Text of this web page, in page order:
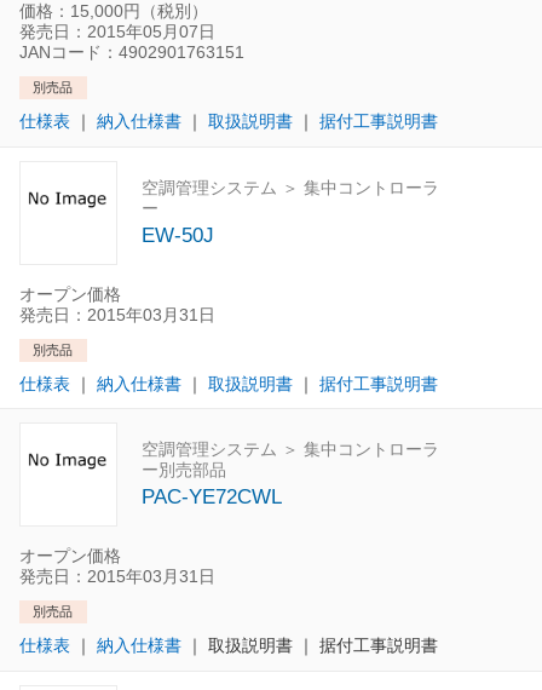
価格：15,000円（税別）
発売日：2015年05月07日
JANコード：4902901763151
別売品
仕様表 ｜ 納入仕様書 ｜ 取扱説明書 ｜ 据付工事説明書
空調管理システム ＞ 集中コントローラ
ー
EW-50J
オープン価格
発売日：2015年03月31日
別売品
仕様表 ｜ 納入仕様書 ｜ 取扱説明書 ｜ 据付工事説明書
空調管理システム ＞ 集中コントローラ
ー別売部品
PAC-YE72CWL
オープン価格
発売日：2015年03月31日
別売品
仕様表 ｜ 納入仕様書 ｜ 取扱説明書｜ 据付工事説明書